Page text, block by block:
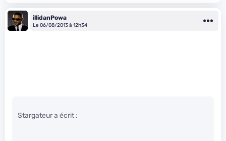
illidanPowa
Le 06/08/2013 à 12h34
Stargateur a écrit :